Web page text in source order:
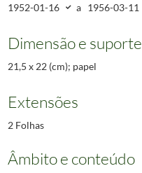
1952-01-16 a 1956-03-11
Dimensão e suporte
21,5 x 22 (cm); papel
Extensões
2 Folhas
Âmbito e conteúdo